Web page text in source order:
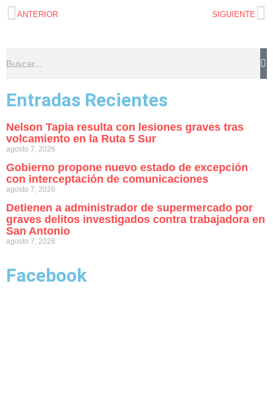
ANTERIOR SIGUIENTE
Entradas Recientes
Nelson Tapia resulta con lesiones graves tras
volcamiento en la Ruta 5 Sur
agosto 7, 2026
Gobierno propone nuevo estado de excepción
con interceptación de comunicaciones
agosto 7, 2026
Detienen a administrador de supermercado por
graves delitos investigados contra trabajadora en
San Antonio
agosto 7, 2026
Facebook